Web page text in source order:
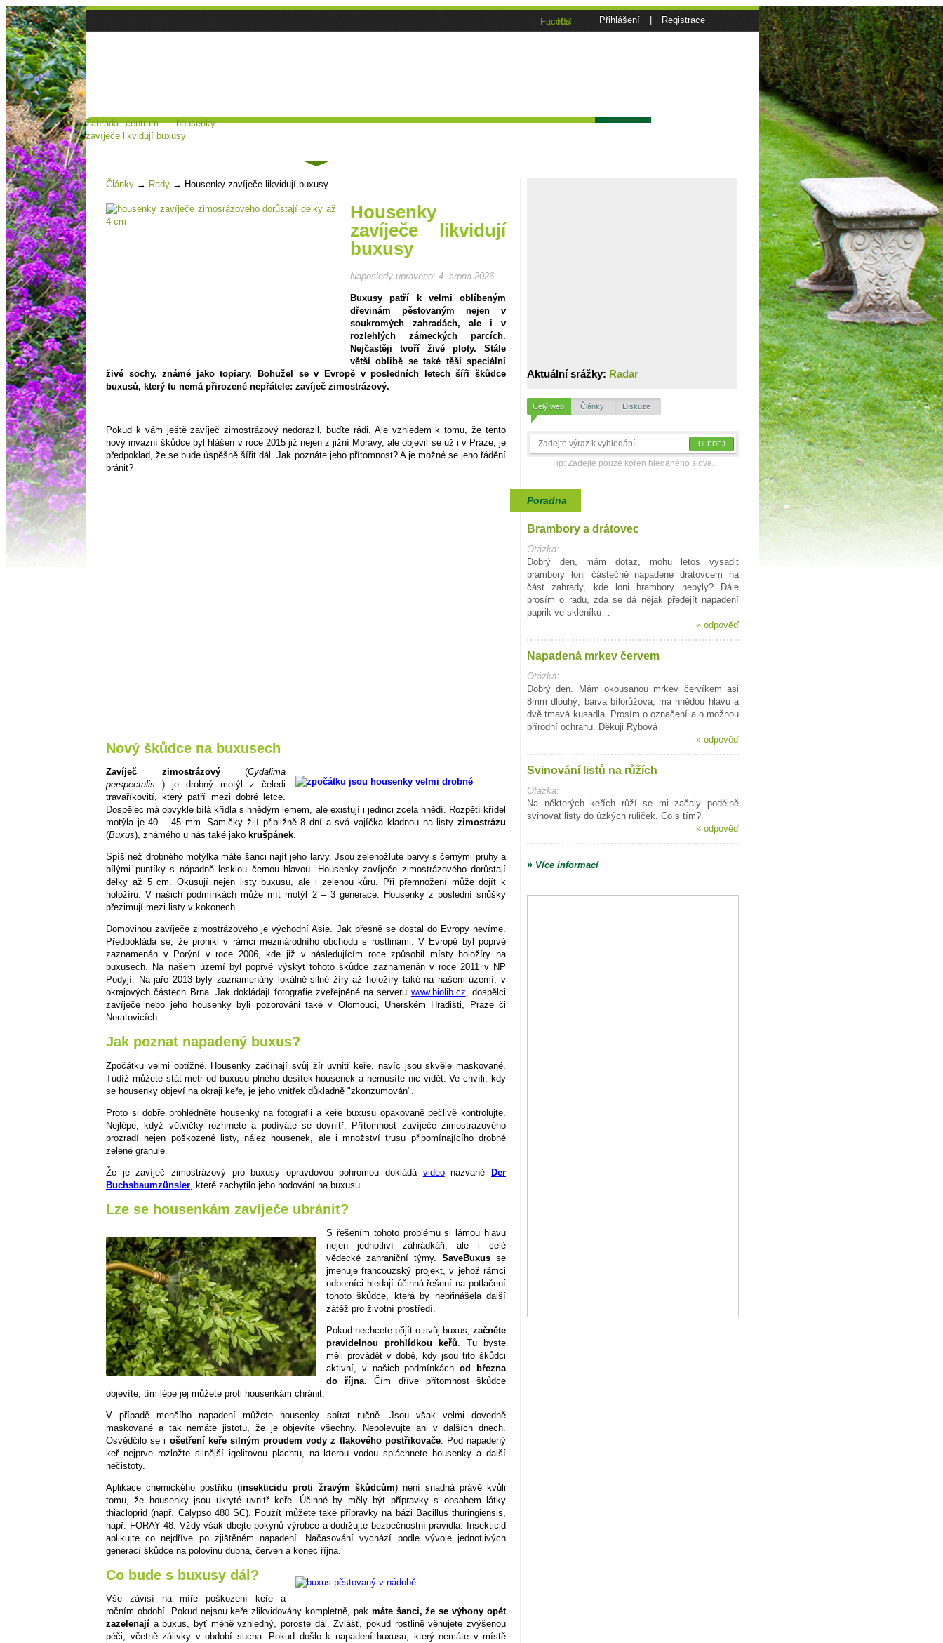
Přihlášení Registrace
Facebook
RSS
Zahrada centrum - housenky
zavíječe likvidují buxusy
Hlavní strana Poradna a diskuse
Články → Rady → Housenky zavíječe likvidují buxusy
Housenky
zavíječe likvidují
buxusy
Naposledy upraveno: 4. srpna 2026
Buxusy patří k velmi oblíbeným
dřevinám pěstovaným nejen v
soukromých zahradách, ale i v
rozlehlých zámeckých parcích.
Nejčastěji tvoří živé ploty. Stále
větší oblibě se také těší speciální
živé sochy, známé jako topiary. Bohužel se v Evropě v posledních letech šíři škůdce
buxusů, který tu nemá přirozené nepřátele: zavíječ zimostrázový.
Pokud k vám ještě zavíječ zimostrázový nedorazil, buďte rádi. Ale vzhledem k tomu, že tento
nový invazní škůdce byl hlášen v roce 2015 již nejen z jižní Moravy, ale objevil se už i v Praze, je
předpoklad, že se bude úspěšně šířit dál. Jak poznáte jeho přítomnost? A je možné se jeho řádění
bránit?
Nový škůdce na buxusech
Zavíječ zimostrázový (Cydalima
perspectalis ) je drobný motýl z čeledi
travaříkovití, který patří mezi dobré letce.
Dospělec má obvykle bílá křídla s hnědým lemem, ale existují i jedinci zcela hnědí. Rozpětí křídel
motýla je 40 – 45 mm. Samičky žijí přibližně 8 dní a svá vajíčka kladnou na listy zimostrázu
(Buxus), známého u nás také jako krušpánek.
Spíš než drobného motýlka máte šanci najít jeho larvy. Jsou zelenožluté barvy s černými pruhy a
bílými puntíky s nápadně lesklou černou hlavou. Housenky zavíječe zimostrázového dorůstají
délky až 5 cm. Okusují nejen listy buxusu, ale i zelenou kůru. Při přemnožení může dojít k
holožíru. V našich podmínkách může mít motýl 2 – 3 generace. Housenky z poslední snůšky
přezimují mezi listy v kokonech.
Domovinou zavíječe zimostrázového je východní Asie. Jak přesně se dostal do Evropy nevíme.
Předpokládá se, že pronikl v rámci mezinárodního obchodu s rostlinami. V Evropě byl poprvé
zaznamenán v Porýní v roce 2006, kde již v následujícím roce způsobil místy holožíry na
buxusech. Na našem území byl poprvé výskyt tohoto škůdce zaznamenán v roce 2011 v NP
Podyjí. Na jaře 2013 byly zaznamenány lokálně silné žíry až holožíry také na našem území, v
okrajových částech Brna. Jak dokládají fotografie zveřejněné na serveru www.biolib.cz, dospělci
zavíječe nebo jeho housenky byli pozorováni také v Olomouci, Uherském Hradišti, Praze či
Neratovicích.
Jak poznat napadený buxus?
Zpočátku velmi obtížně. Housenky začínají svůj žír uvnitř keře, navíc jsou skvěle maskované.
Tudíž můžete stát metr od buxusu plného desítek housenek a nemusíte nic vidět. Ve chvíli, kdy
se housenky objeví na okraji keře, je jeho vnitřek důkladně "zkonzumován".
Proto si dobře prohlédněte housenky na fotografii a keře buxusu opakovaně pečlivě kontrolujte.
Nejlépe, když větvičky rozhrnete a podíváte se dovnitř. Přítomnost zavíječe zimostrázového
prozradí nejen poškozené listy, nález housenek, ale i množství trusu připomínajícího drobné
zelené granule.
Že je zavíječ zimostrázový pro buxusy opravdovou pohromou dokládá videonazvanéDer
Buchsbaumzünsler , které zachytilo jeho hodování na buxusu.
Lze se housenkám zavíječe ubránit?
S řešením tohoto problému si lámou hlavu
nejen jednotliví zahrádkáři, ale i celé
vědecké zahraniční týmy. SaveBuxus se
jmenuje francouzský projekt, v jehož rámci
odborníci hledají účinná řešení na potlačení
tohoto škůdce, která by nepřinášela další
zátěž pro životní prostředí.
Pokud nechcete přijít o svůj buxus, začněte
pravidelnou prohlídkou keřů . Tu byste
měli provádět v době, kdy jsou tito škůdci
aktivní, v našich podmínkáchod března
do října . Čím dříve přítomnost škůdce
objevíte, tím lépe jej můžete proti housenkám chránit.
V případě menšího napadení můžete housenky sbírat ručně. Jsou však velmi dovedně
maskované a tak nemáte jistotu, že je objevíte všechny. Nepolevujte ani v dalších dnech.
Osvědčilo se i ošetření keře silným proudem vody z tlakového postřikovače. Pod napadený
keř nejprve rozložte silnější igelitovou plachtu, na kterou vodou spláchnete housenky a další
nečistoty.
Aplikace chemického postřiku (insekticidu proti žravým škůdcům) není snadná právě kvůli
tomu, že housenky jsou ukryté uvnitř keře. Účinné by měly být přípravky s obsahem látky
thiacloprid (např. Calypso 480 SC). Použít můžete také přípravky na bázi Bacillus thuringiensis,
např. FORAY 48. Vždy však dbejte pokynů výrobce a dodržujte bezpečnostní pravidla. Insekticid
aplikujte co nejdříve po zjištěném napadení. Načasování vychází podle vývoje jednotlivých
generací škůdce na polovinu dubna, červen a konec října.
Co bude s buxusy dál?
Vše závisí na míře poškození keře a
ročním období. Pokud nejsou keře zlikvidovány kompletně, pak máte šanci, že se výhony opět
zazelenají a buxus, byť méně vzhledný, poroste dál. Zvlášť, pokud rostlině věnujete zvýšenou
péči, včetně zálivky v období sucha. Pokud došlo k napadení buxusu, který nemáte v místě
Aktuální srážky: Radar
Celý web Články Diskuze
Tip: Zadejte pouze kořen hledaného slova.
Poradna
Brambory a drátovec
Otázka:
Dobrý den, mám dotaz, mohu letos vysadit
brambory loni částečně napadené drátovcem na
část zahrady, kde loni brambory nebyly? Dále
prosím o radu, zda se dá nějak předejít napadení
paprik ve skleníku…
» odpověď
Napadená mrkev červem
Otázka:
Dobrý den. Mám okousanou mrkev červíkem asi
8mm dlouhý, barva bílorůžová, má hnědou hlavu a
dvě tmavá kusadla. Prosím o označení a o možnou
přírodní ochranu. Děkuji Rybová
» odpověď
Svinování listů na růžích
Otázka:
Na některých keřích růží se mi začaly podélně
svinovat listy do úzkých ruliček. Co s tím?
» odpověď
» Více informací